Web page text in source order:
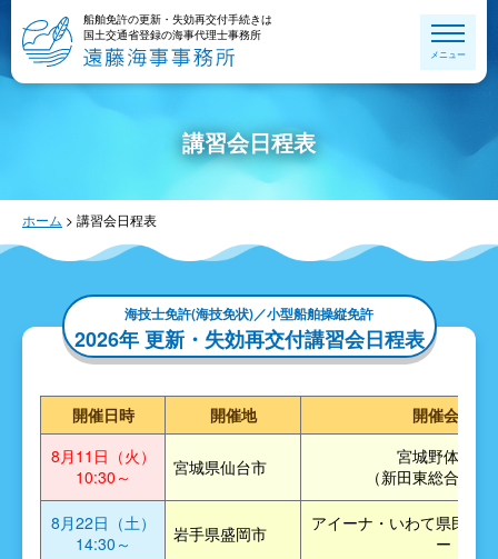
船舶免許の更新・失効再交付手続きは
国土交通省登録の海事代理士事務所
メニュー
講習会日程表
ホーム > 講習会日程表
海技士免許(海技免状)／小型船舶操縦免許
2026年 更新・失効再交付講習会日程表
開催日時 開催地
開催会場
8月11日（火）
10:30～
宮城県仙台市
宮城野体育館
（新田東総合運動
8月22日（土）
14:30～
岩手県盛岡市
アイーナ・いわて県民情
ー